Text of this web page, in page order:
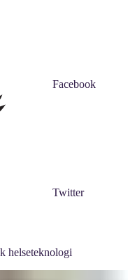
Facebook
Twitter
helseteknologi